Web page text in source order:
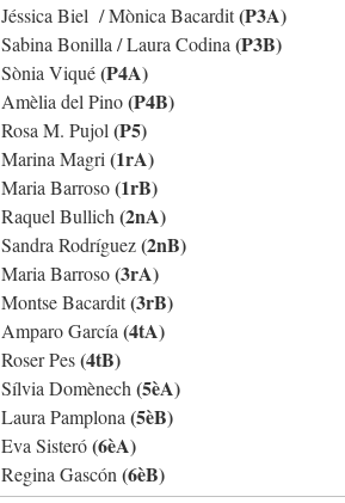
Jéssica Biel / Mònica Bacardit(P3A)
Sabina Bonilla / Laura Codina (P3B)
Sònia Viqué(P4A)
Amèlia del Pino(P4B)
Rosa M. Pujol (P5)
Marina Magri (1rA)
Maria Barroso(1rB)
Raquel Bullich (2nA)
Sandra Rodríguez(2nB)
Maria Barroso(3rA)
Montse Bacardit(3rB)
Amparo García (4tA)
Roser Pes(4tB)
Sílvia Domènech (5èA)
Laura Pamplona (5èB)
Eva Sisteró(6èA)
Regina Gascón (6èB)